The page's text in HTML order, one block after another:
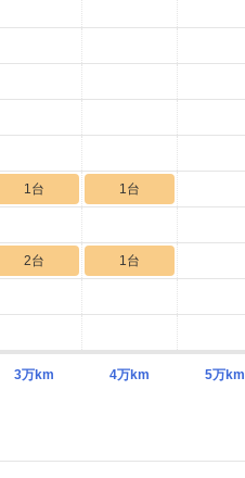
1台 1台
2台 1台
3万km 4万km 5万km